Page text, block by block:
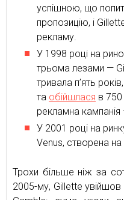
успішною, що
пропозицію, і
рекламу.
У 1998 році на
трьома лезами —
тривала п’ять
та обійшлася в 750
рекламна кампанія
У 2001 році на
Venus, створена
Трохи більше ніж за
2005-му, Gillette